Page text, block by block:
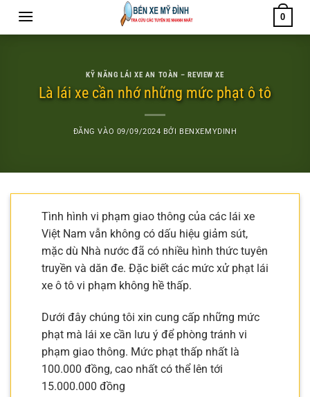
0
KỸ NĂNG LÁI XE AN TOÀN – REVIEW XE
Là lái xe cần nhớ những mức phạt ô tô
ĐĂNG VÀO 09/09/2024 BỞI BENXEMYDINH
Tình hình vi phạm giao thông của các lái xe
Việt Nam vẫn không có dấu hiệu giảm sút,
mặc dù Nhà nước đã có nhiều hình thức tuyên
truyền và dăn đe. Đặc biết các mức xử phạt lái
xe ô tô vi phạm không hề thấp.
Dưới đây chúng tôi xin cung cấp những mức
phạt mà lái xe cần lưu ý để phòng tránh vi
phạm giao thông. Mức phạt thấp nhất là
100.000 đồng, cao nhất có thể lên tới
15.000.000 đồng